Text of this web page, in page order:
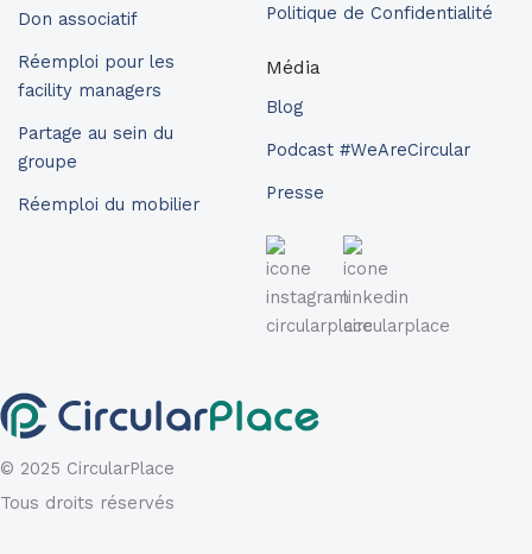
Don associatif
Réemploi pour les
facility managers
Partage au sein du
groupe
Réemploi du mobilier
Politique de Confidentialité
Média
Blog
Podcast #WeAreCircular
Presse
© 2025 CircularPlace
Tous droits réservés